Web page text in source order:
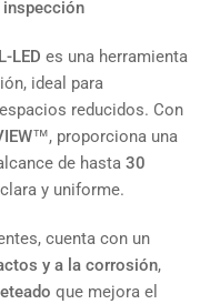
inspección
LED es una herramienta
ideal para
reducidos. Con
, proporciona una
de hasta 30
y uniforme.
cuenta con un
y a la corrosión,
que mejora el